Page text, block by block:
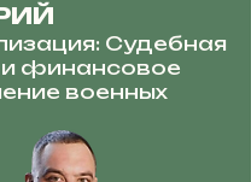
Судебная
финансовое
военных